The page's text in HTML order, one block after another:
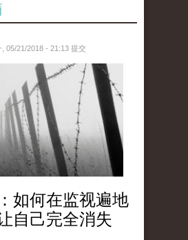
05/21/2018 - 21:13 提交
如何在监视遍地
自己完全消失